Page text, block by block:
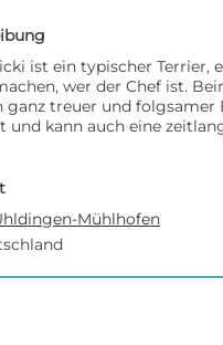
ist ein typischer
wer der Chef ist.
ganz treuer und
und kann auch eine
Mühlhofen